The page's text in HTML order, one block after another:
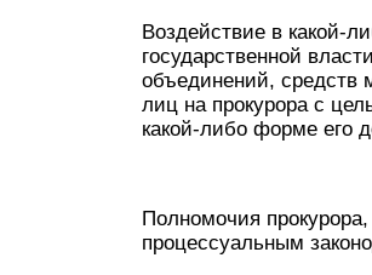
Воздействие в какой-
государственной
объединений, средств
лиц на прокурора с
какой-либо форме его
Полномочия
процессуальным